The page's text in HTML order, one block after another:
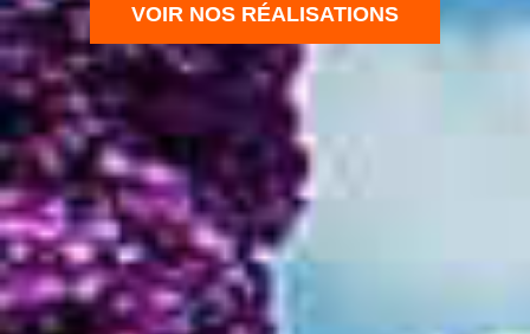
VOIR NOS RÉALISATIONS